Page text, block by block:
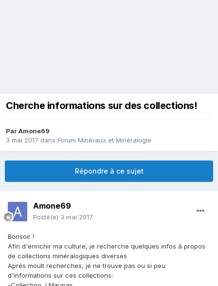
Cherche informations sur des collections!
ParAmone69
3 mai 2017 dans Forum Minéraux et Minéralogie
Répondre à ce sujet
Amone69
Posté(e) 3 mai 2017
Bonsoir !
Afin d'enrichir ma culture, je recherche quelques infos à propos
de collections minéralogiques diverses
Après moult recherches, je ne trouve pas ou si peu
d'informations sur ces collections: